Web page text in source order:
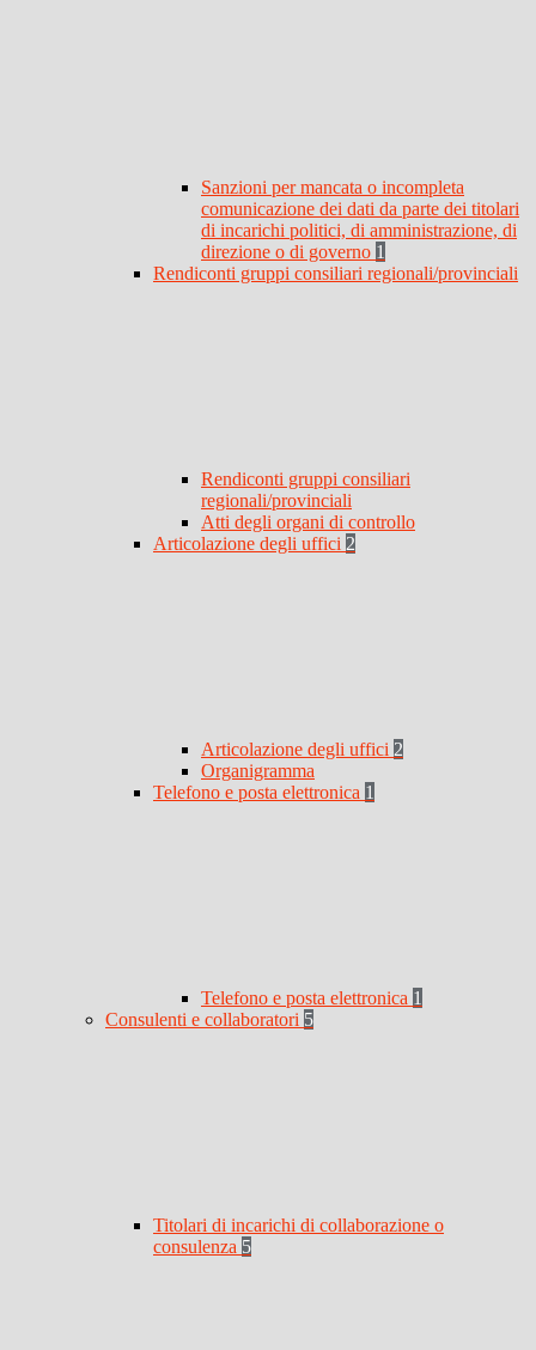
Sanzioni per mancata o incompleta
comunicazione dei dati da parte dei titolari
di incarichi politici, di amministrazione, di
direzione o di governo 1
Rendiconti gruppi consiliari regionali/provinciali
Rendiconti gruppi consiliari
regionali/provinciali
Atti degli organi di controllo
Articolazione degli uffici 2
Articolazione degli uffici 2
Organigramma
Telefono e posta elettronica 1
Telefono e posta elettronica 1
Consulenti e collaboratori 5
Titolari di incarichi di collaborazione o
consulenza 5